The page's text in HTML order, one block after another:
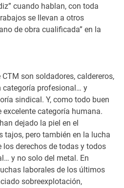
cuando hablan, con toda
se llevan a otros
de obra cualificada” en la
son soldadores, caldereros,
categoría profesional… y
sindical. Y, como todo buen
categoría humana.
dejado la piel en el
tajos, pero también en la lucha
los derechos de todas y todos
y no solo del metal. En
laborales de los últimos
sobreexplotación,